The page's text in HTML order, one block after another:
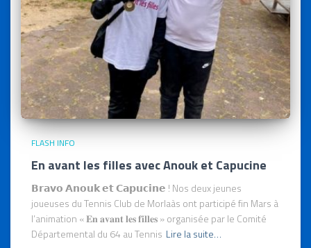
FLASH INFO
En avant les filles avec Anouk et Capucine
𝗕𝗿𝗮𝘃𝗼 𝗔𝗻𝗼𝘂𝗸 𝗲𝘁 𝗖𝗮𝗽𝘂𝗰𝗶𝗻𝗲 ! Nos deux jeunes
joueuses du Tennis Club de Morlaàs ont participé fin Mars à
l’animation « 𝐄𝐧 𝐚𝐯𝐚𝐧𝐭 𝐥𝐞𝐬 𝐟𝐢𝐥𝐥𝐞𝐬 » organisée par le Comité
Départemental du 64 au Tennis Lire la suite…